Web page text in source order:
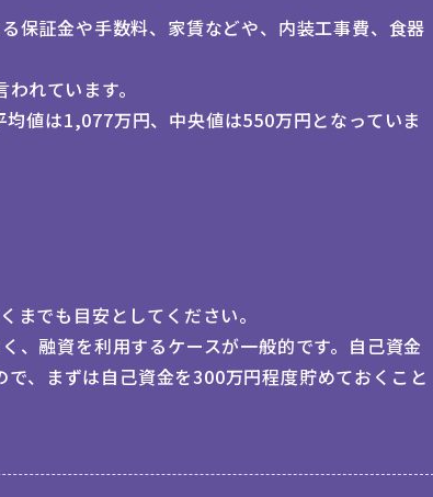
保証金や手数料、家賃などや、内装工事費、食器
れています。
値は1,077万円、中央値は550万円となっていま
までも目安としてください。
、融資を利用するケースが一般的です。自己資金
、まずは自己資金を300万円程度貯めておくこと